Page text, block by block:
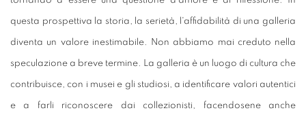
questa prospettiva la storia, la serietà, l'affidabilità di una galleria
diventa un valore inestimabile. Non abbiamo mai creduto nella
speculazione a breve termine. La galleria è un luogo di cultura che
contribuisce, con i musei e gli studiosi, a identificare valori autentici
e a farli riconoscere dai collezionisti, facendosene anche